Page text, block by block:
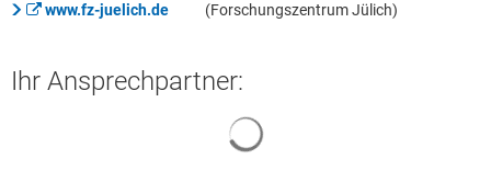
www.fz-juelich.de (Forschungszentrum Jülich)
Ihr Ansprechpartner: